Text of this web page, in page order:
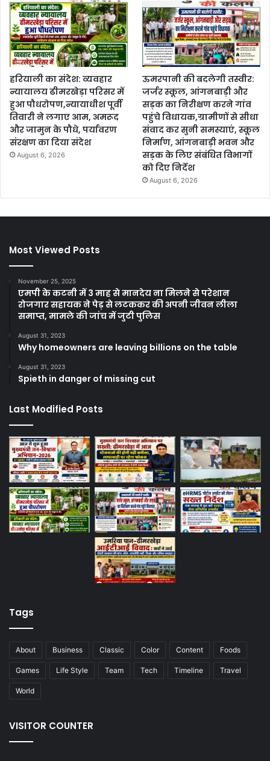
हरियाली का संदेश: व्यवहार
न्यायालय ढीमरखेड़ा परिसर में
हुआ पौधरोपण,न्यायाधीश पूर्वी
तिवारी ने लगाए आम, अमरूद
और जामुन के पौधे, पर्यावरण
संरक्षण का दिया संदेश
August 6, 2026
ऊमरपानी की बदलेगी तस्वीर:
जर्जर स्कूल, आंगनबाड़ी और
सड़क का निरीक्षण करने गांव
पहुंचे विधायक,ग्रामीणों से सीधा
संवाद कर सुनी समस्याएं, स्कूल
निर्माण, आंगनबाड़ी भवन और
सड़क के लिए संबंधित विभागों
को दिए निर्देश
August 6, 2026
Most Viewed Posts
November 25, 2025
एमपी के कटनी में 3 माह से मानदेय ना मिलने से परेशान
रोजगार सहायक ने पेड़ से लटककर की अपनी जीवन लीला
समाप्त, मामले की जांच में जुटी पुलिस
August 31, 2023
Why homeowners are leaving billions on the table
August 31, 2023
Spieth in danger of missing cut
Last Modified Posts
Tags
About Business Classic Color Content Foods
Games Life Style Team Tech Timeline Travel
World
VISITOR COUNTER